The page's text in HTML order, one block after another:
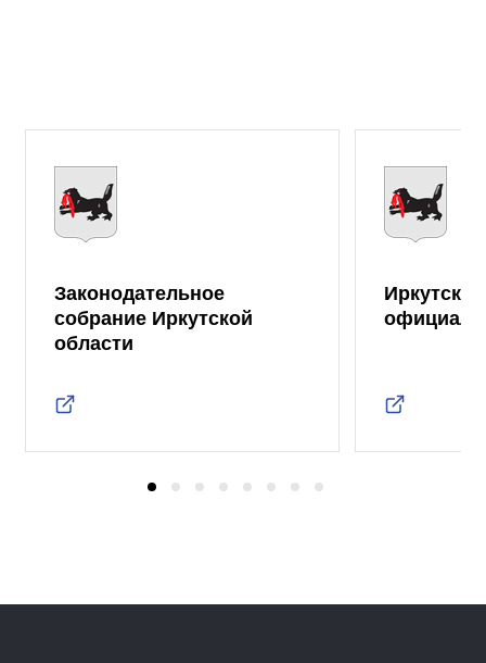
Законодательное
собрание Иркутской
области